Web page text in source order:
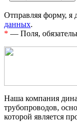
Отправляя форму, я
данных.
* — Поля,
Наша компания
трубопроводов,
которой является